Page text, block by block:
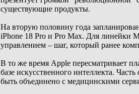
существующие продукты.
На вторую половину года
iPhone 18 Pro и Pro Max. Для линейки
управлением – шаг, который ранее
В то же время Apple пересматривает
базе искусственного интеллекта.
быть объединено с медицинскими